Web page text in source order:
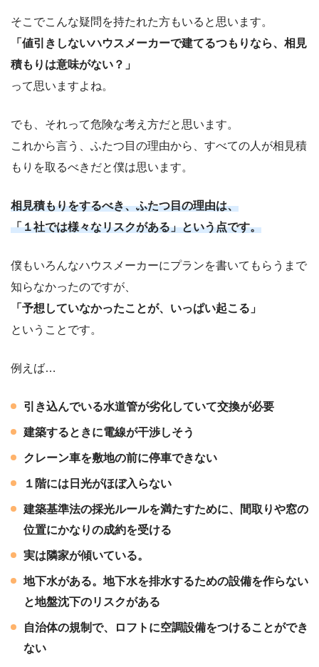
そこでこんな疑問を持たれた方もいると思います。
「値引きしないハウスメーカーで建てるつもりなら、相見
積もりは意味がない？」
って思いますよね。
でも、それって危険な考え方だと思います。
これから言う、ふたつ目の理由から、すべての人が相見積
もりを取るべきだと僕は思います。
相見積もりをするべき、ふたつ目の理由は、
「１社では様々なリスクがある」という点です。
僕もいろんなハウスメーカーにプランを書いてもらうまで
知らなかったのですが、
「予想していなかったことが、いっぱい起こる」
ということです。
例えば…
引き込んでいる水道管が劣化していて交換が必要
建築するときに電線が干渉しそう
クレーン車を敷地の前に停車できない
１階には日光がほぼ入らない
建築基準法の採光ルールを満たすために、間取りや窓の
位置にかなりの成約を受ける
実は隣家が傾いている。
地下水がある。地下水を排水するための設備を作らない
と地盤沈下のリスクがある
自治体の規制で、ロフトに空調設備をつけることができ
ない